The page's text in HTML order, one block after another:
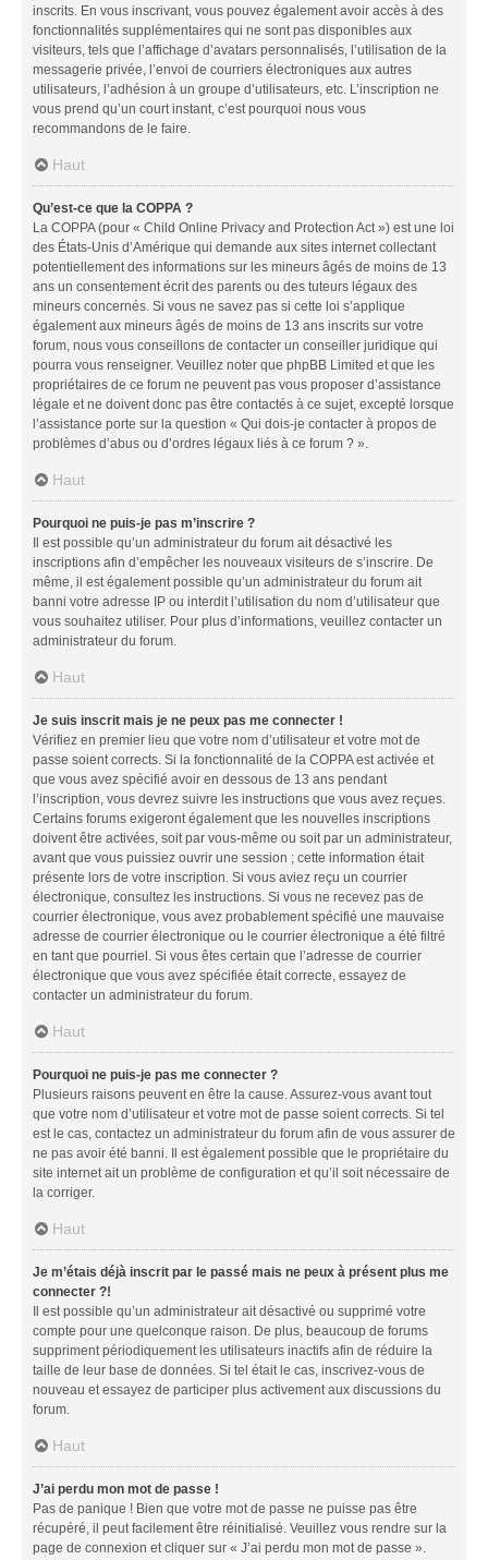
inscrits. En vous inscrivant, vous pouvez également avoir accès à des
fonctionnalités supplémentaires qui ne sont pas disponibles aux
visiteurs, tels que l’affichage d’avatars personnalisés, l’utilisation de la
messagerie privée, l’envoi de courriers électroniques aux autres
utilisateurs, l’adhésion à un groupe d’utilisateurs, etc. L’inscription ne
vous prend qu’un court instant, c’est pourquoi nous vous
recommandons de le faire.
Haut
Qu’est-ce que la COPPA ?
La COPPA (pour « Child Online Privacy and Protection Act ») est une loi
des États-Unis d’Amérique qui demande aux sites internet collectant
potentiellement des informations sur les mineurs âgés de moins de 13
ans un consentement écrit des parents ou des tuteurs légaux des
mineurs concernés. Si vous ne savez pas si cette loi s’applique
également aux mineurs âgés de moins de 13 ans inscrits sur votre
forum, nous vous conseillons de contacter un conseiller juridique qui
pourra vous renseigner. Veuillez noter que phpBB Limited et que les
propriétaires de ce forum ne peuvent pas vous proposer d’assistance
légale et ne doivent donc pas être contactés à ce sujet, excepté lorsque
l’assistance porte sur la question « Qui dois-je contacter à propos de
problèmes d’abus ou d’ordres légaux liés à ce forum ? ».
Haut
Pourquoi ne puis-je pas m’inscrire ?
Il est possible qu’un administrateur du forum ait désactivé les
inscriptions afin d’empêcher les nouveaux visiteurs de s’inscrire. De
même, il est également possible qu’un administrateur du forum ait
banni votre adresse IP ou interdit l’utilisation du nom d’utilisateur que
vous souhaitez utiliser. Pour plus d’informations, veuillez contacter un
administrateur du forum.
Haut
Je suis inscrit mais je ne peux pas me connecter !
Vérifiez en premier lieu que votre nom d’utilisateur et votre mot de
passe soient corrects. Si la fonctionnalité de la COPPA est activée et
que vous avez spécifié avoir en dessous de 13 ans pendant
l’inscription, vous devrez suivre les instructions que vous avez reçues.
Certains forums exigeront également que les nouvelles inscriptions
doivent être activées, soit par vous-même ou soit par un administrateur,
avant que vous puissiez ouvrir une session ; cette information était
présente lors de votre inscription. Si vous aviez reçu un courrier
électronique, consultez les instructions. Si vous ne recevez pas de
courrier électronique, vous avez probablement spécifié une mauvaise
adresse de courrier électronique ou le courrier électronique a été filtré
en tant que pourriel. Si vous êtes certain que l’adresse de courrier
électronique que vous avez spécifiée était correcte, essayez de
contacter un administrateur du forum.
Haut
Pourquoi ne puis-je pas me connecter ?
Plusieurs raisons peuvent en être la cause. Assurez-vous avant tout
que votre nom d’utilisateur et votre mot de passe soient corrects. Si tel
est le cas, contactez un administrateur du forum afin de vous assurer de
ne pas avoir été banni. Il est également possible que le propriétaire du
site internet ait un problème de configuration et qu’il soit nécessaire de
la corriger.
Haut
Je m’étais déjà inscrit par le passé mais ne peux à présent plus me
connecter ?!
Il est possible qu’un administrateur ait désactivé ou supprimé votre
compte pour une quelconque raison. De plus, beaucoup de forums
suppriment périodiquement les utilisateurs inactifs afin de réduire la
taille de leur base de données. Si tel était le cas, inscrivez-vous de
nouveau et essayez de participer plus activement aux discussions du
forum.
Haut
J’ai perdu mon mot de passe !
Pas de panique ! Bien que votre mot de passe ne puisse pas être
récupéré, il peut facilement être réinitialisé. Veuillez vous rendre sur la
page de connexion et cliquer sur « J’ai perdu mon mot de passe ».